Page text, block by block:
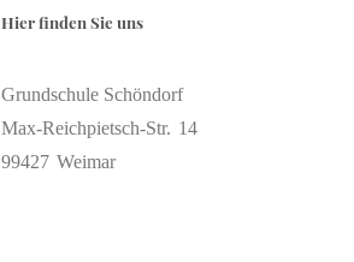
Hier finden Sie uns
Grundschule Schöndorf
Max-Reichpietsch-Str. 14
99427 Weimar